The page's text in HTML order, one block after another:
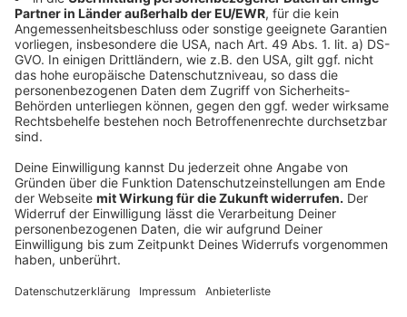
Die steigende Gewalt gegen Polizistinnen und
Polizisten ist ein ernstes gesellschaftliches Problem,
das nicht nur die Sicherheit der Einsatzkräfte
gefährdet, sondern auch das Vertrauen in die
öffentliche Ordnung untergräbt. Es bedarf
umfassender Maßnahmen und eines
gesellschaftlichen Wandels, um den Respekt
gegenüber denjenigen wiederherzustellen, die täglich
für unsere Sicherheit sorgen. Die Zahlen des
Bundeskriminalamts sind ein eindringlicher Appell an
Politik und Gesellschaft, entschlossen gegen diese
Entwicklung vorzugehen.
Autor: Joachim Schultheis